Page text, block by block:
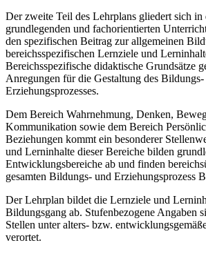
Der zweite Teil des Lehrplans gliedert sich in
grundlegenden und fachorientierten
den spezifischen Beitrag zur allgemeinen
bereichsspezifischen Lernziele und
Bereichsspezifische didaktische Grundsätze
Anregungen für die Gestaltung des Bildungs-
Erziehungsprozesses.
Dem Bereich Wahrnehmung, Denken,
Kommunikation sowie dem Bereich
Beziehungen kommt ein besonderer
und Lerninhalte dieser Bereiche bilden
Entwicklungsbereiche ab und finden
gesamten Bildungs- und Erziehungsprozess
Der Lehrplan bildet die Lernziele und
Bildungsgang ab. Stufenbezogene Angaben
Stellen unter alters- bzw.
verortet.